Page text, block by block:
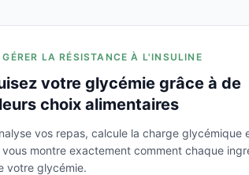
GÉRER LA RÉSISTANCE À L'INSULINE
votre glycémie grâce à de
choix alimentaires
vos repas, calcule la charge glycémique
vous montre exactement comment chaque
votre glycémie.